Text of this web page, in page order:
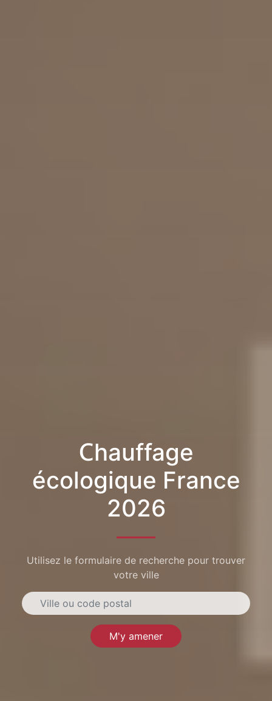
Chauffage
écologique France
2026
Utilisez le formulaire de recherche pour trouver
votre ville
M'y amener